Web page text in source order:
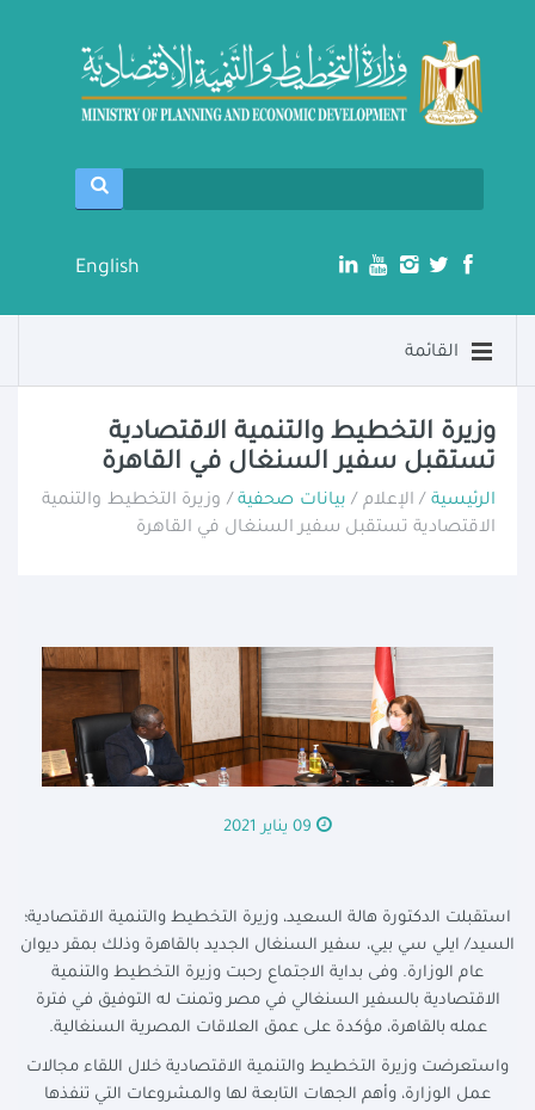
English
القائمة
وزيرة التخطيط والتنمية الاقتصادية
تستقبل سفير السنغال في القاهرة
الرئيسية/ الإعلام / بيانات صحفية/ وزيرة التخطيط والتنمية
الاقتصادية تستقبل سفير السنغال في القاهرة
09 يناير 2021
استقبلت الدكتورة هالة السعيد، وزيرة التخطيط والتنمية الاقتصادية؛
السيد/ ايلي سي بيي، سفير السنغال الجديد بالقاهرة وذلك بمقر ديوان
عام الوزارة. وفى بداية الاجتماع رحبت وزيرة التخطيط والتنمية
الاقتصادية بالسفير السنغالي في مصر وتمنت له التوفيق في فترة
عمله بالقاهرة، مؤكدة على عمق العلاقات المصرية السنغالية.
واستعرضت وزيرة التخطيط والتنمية الاقتصادية خلال اللقاء مجالات
عمل الوزارة، وأهم الجهات التابعة لها والمشروعات التي تنفذها